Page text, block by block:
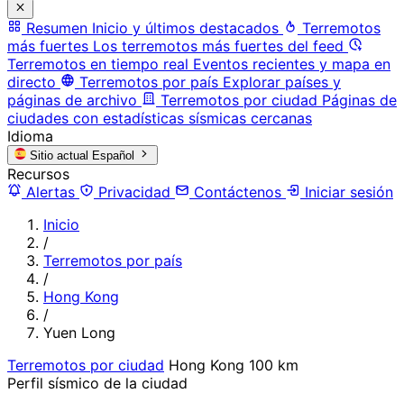
Resumen Inicio y últimos destacados
Terremotos
más fuertes Los terremotos más fuertes del feed
Terremotos en tiempo real Eventos recientes y mapa en
directo
Terremotos por país Explorar países y
páginas de archivo
Terremotos por ciudad Páginas de
ciudades con estadísticas sísmicas cercanas
Idioma
Sitio actual Español
Recursos
Alertas
Privacidad Contáctenos
Iniciar sesión
Inicio
/
Terremotos por país
/
Hong Kong
/
Yuen Long
Terremotos por ciudad Hong Kong 100 km
Perfil sísmico de la ciudad